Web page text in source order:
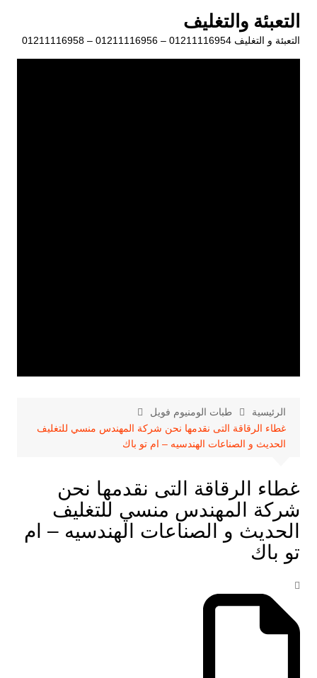
المحتوى
التعبئة والتغليف
التعبئة و التغليف 01211116954 – 01211116956 – 01211116958
الرئيسية
طبات الومنيوم فويل
غطاء الرقاقة التى نقدمها نحن شركة المهندس منسي للتغليف
الحديث و الصناعات الهندسيه – ام تو باك
غطاء الرقاقة التى نقدمها نحن
شركة المهندس منسي للتغليف
الحديث و الصناعات الهندسيه – ام
تو باك